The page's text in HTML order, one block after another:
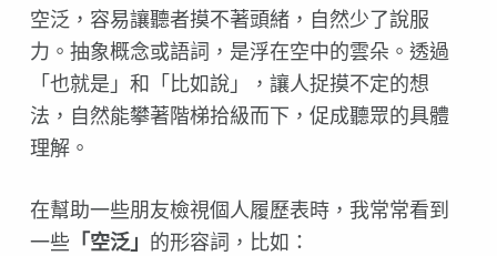
空泛，容易讓聽者摸不著頭緒，自然少了說服
力。抽象概念或語詞，是浮在空中的雲朵。透過
「也就是」和「比如說」，讓人捉摸不定的想
法，自然能攀著階梯拾級而下，促成聽眾的具體
理解。
在幫助一些朋友檢視個人履歷表時，我常常看到
一些「空泛」 的形容詞，比如：